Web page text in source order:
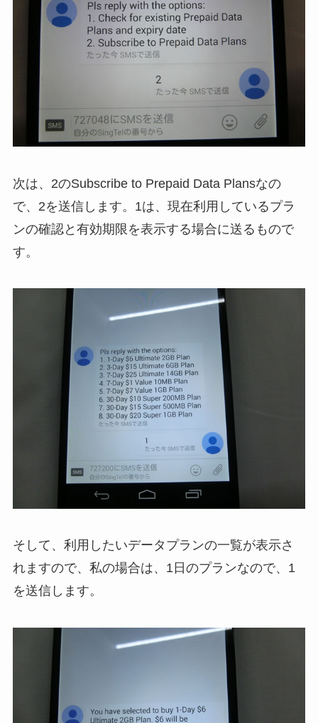
次は、2のSubscribe to Prepaid Data Plansなの
で、2を送信します。1は、現在利用しているプラ
ンの確認と有効期限を表示する場合に送るもので
す。
そして、利用したいデータプランの一覧が表示さ
れますので、私の場合は、1日のプランなので、1
を送信します。